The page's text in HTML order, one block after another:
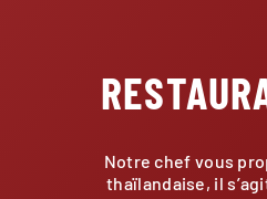
Notre chef vous
thaïlandaise, il